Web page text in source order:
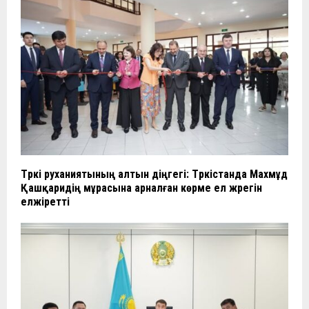
Түркі руханиятының алтын діңгегі: Түркістанда Махмұд
Қашқаридің мұрасына арналған көрме ел жүрегін
елжіретті